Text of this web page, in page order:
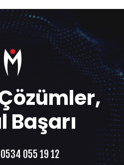
Başarı
0534 055 19 12